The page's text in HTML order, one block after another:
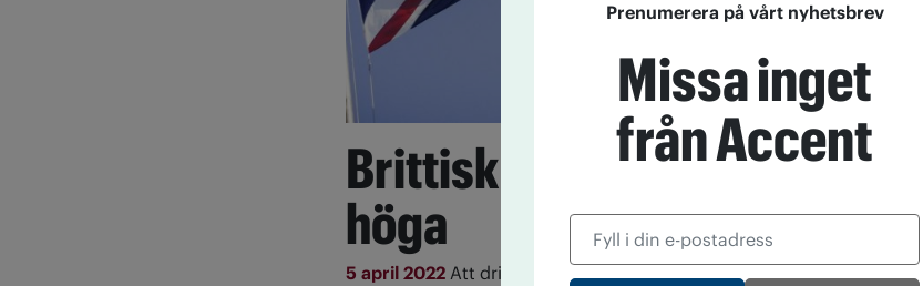
Brittiska gränsvärden för
höga
5 april 2022 Att dricka mindre alkohol än den gräns på 14 glas brittiska
Prenumerera på vårt nyhetsbrev
Missa inget
från Accent